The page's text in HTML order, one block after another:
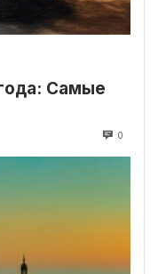
Самые
0